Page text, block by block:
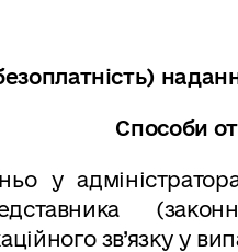
Способи
у
зв’язку у